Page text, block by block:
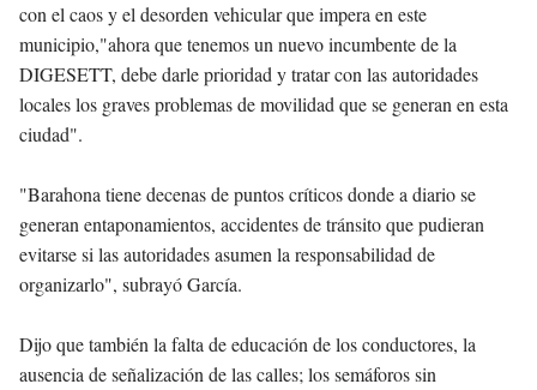
con el caos y el desorden vehicular que impera en este
municipio,"ahora que tenemos un nuevo incumbente de la
DIGESETT, debe darle prioridad y tratar con las autoridades
locales los graves problemas de movilidad que se generan en esta
ciudad".
"Barahona tiene decenas de puntos críticos donde a diario se
generan entaponamientos, accidentes de tránsito que pudieran
evitarse si las autoridades asumen la responsabilidad de
organizarlo", subrayó García.
Dijo que también la falta de educación de los conductores, la
ausencia de señalización de las calles; los semáforos sin